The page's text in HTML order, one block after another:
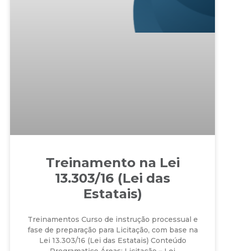
Treinamento na Lei
13.303/16 (Lei das
Estatais)
Treinamentos Curso de instrução processual e
fase de preparação para Licitação, com base na
Lei 13.303/16 (Lei das Estatais) Conteúdo